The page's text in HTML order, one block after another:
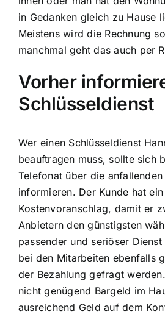
in Gedanken gleich zu Hause
Meistens wird die Rechnung
manchmal geht das auch per
Vorher
Schlüsseldienst
Wer einen Schlüsseldienst
beauftragen muss, sollte sich
Telefonat über die anfallenden
informieren. Der Kunde hat
Kostenvoranschlag, damit er
Anbietern den günstigsten
passender und seriöser
bei den Mitarbeiten ebenfalls
der Bezahlung gefragt
nicht genügend Bargeld im
ausreichend Geld auf dem